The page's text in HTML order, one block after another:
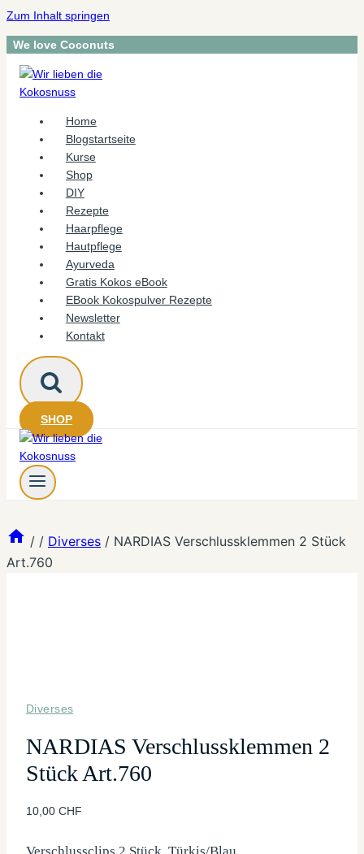
Zum Inhalt springen
We love Coconuts
Home
Blogstartseite
Kurse
Shop
DIY
Rezepte
Haarpflege
Hautpflege
Ayurveda
Gratis Kokos eBook
EBook Kokospulver Rezepte
Newsletter
Kontakt
SHOP
/ / Diverses / NARDIAS Verschlussklemmen 2 Stück
Art.760
Diverses
NARDIAS Verschlussklemmen 2
Stück Art.760
10,00 CHF